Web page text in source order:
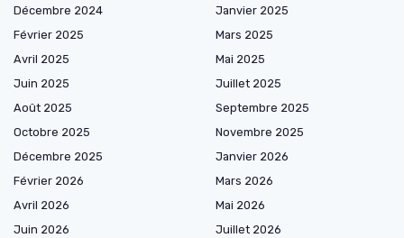
Décembre 2024
Janvier 2025
Février 2025
Mars 2025
Avril 2025
Mai 2025
Juin 2025
Juillet 2025
Août 2025
Septembre 2025
Octobre 2025
Novembre 2025
Décembre 2025
Janvier 2026
Février 2026
Mars 2026
Avril 2026
Mai 2026
Juin 2026
Juillet 2026